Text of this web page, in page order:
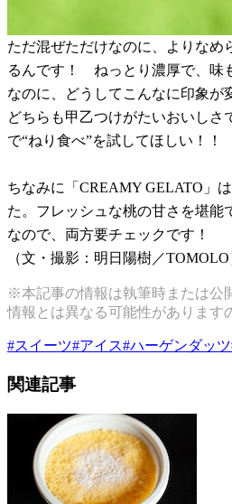
ただ混ぜただけなのに、よりなめ
るんです！ ねっとり濃厚で、味
なのに、どうしてこんなに印象
どちらも甲乙つけがたいおいしさ
で“ねり食べ”を試してほしい！！
ちなみに「CREAMY GELATO」
た。フレッシュな桃の甘さを堪能
なので、両方要チェックです！
（文・撮影：明日陽樹／TOMOLO
※本記事の情報は執筆時または公
情報とは異なる可能性があります
#スイーツ#アイス#ハーゲンダッツ
関連記事